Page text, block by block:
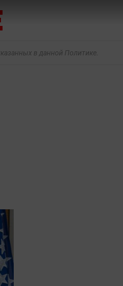
в данной Политике.